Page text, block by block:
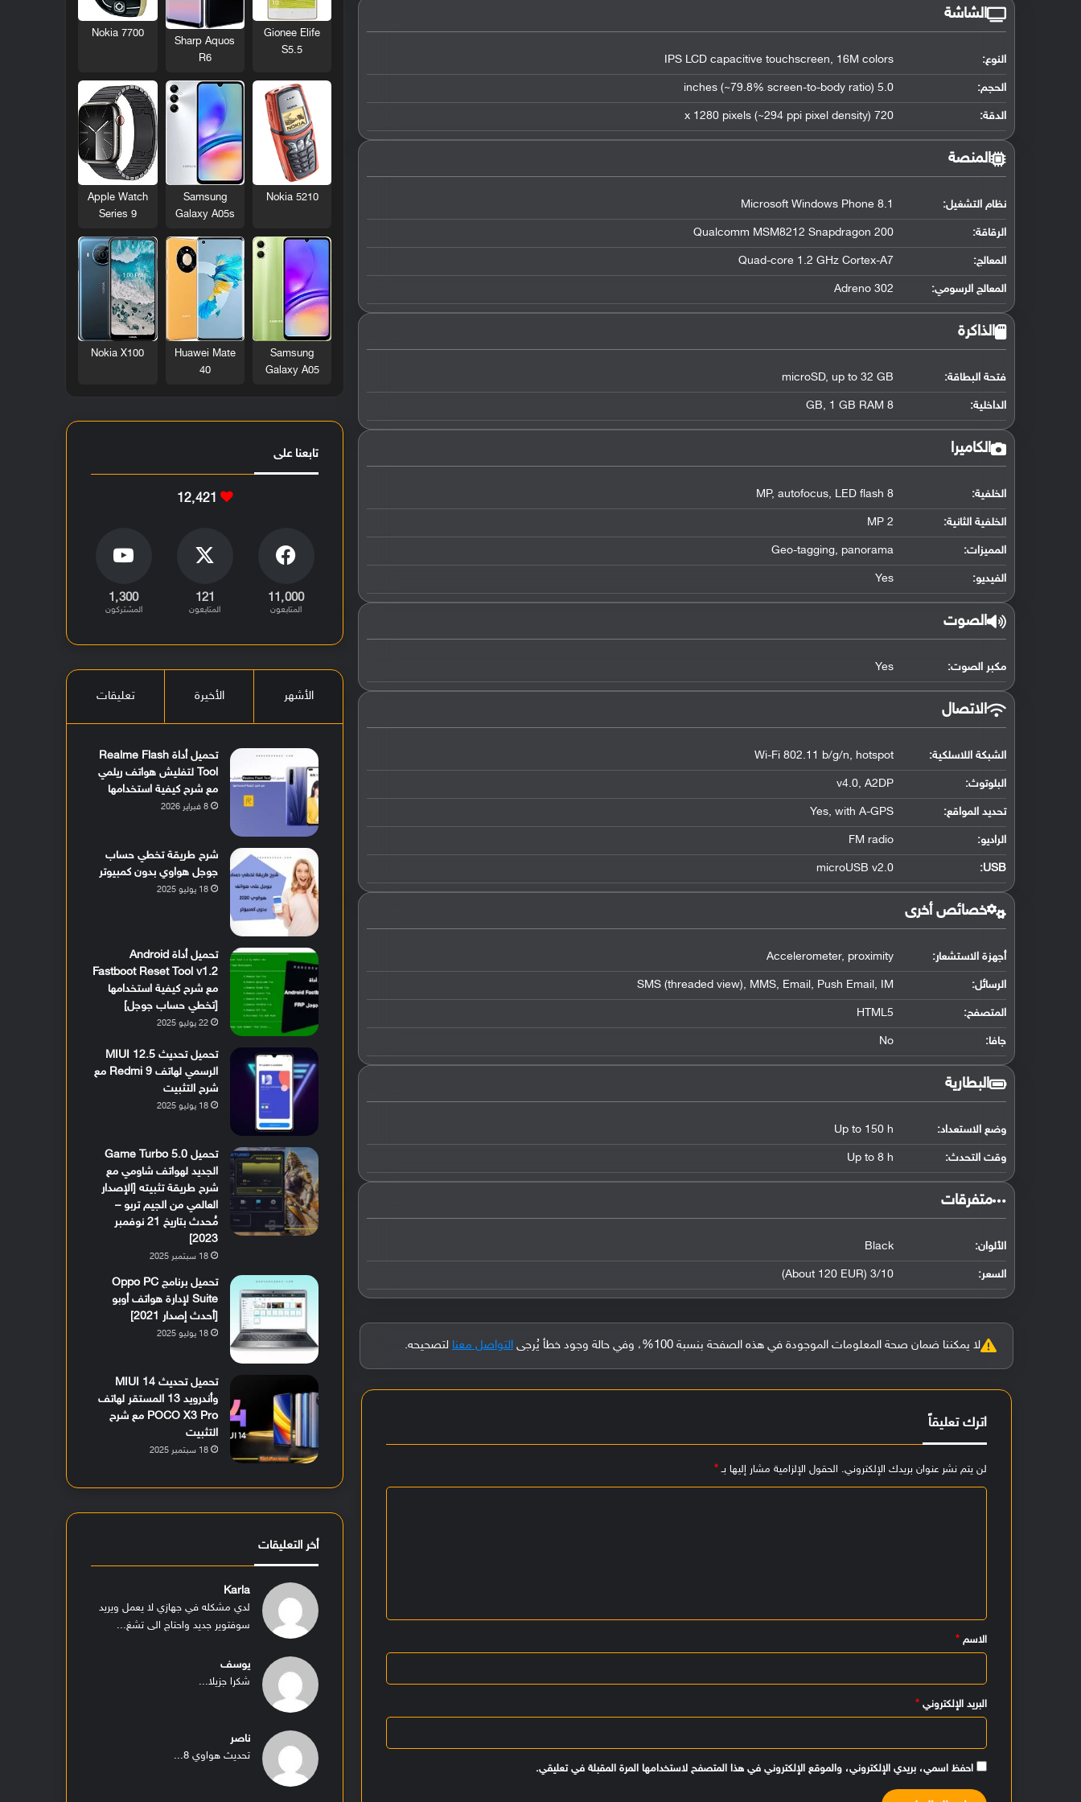
الشاشة
النوع: IPS LCD capacitive touchscreen, 16M colors
الحجم: 5.0 inches (~79.8% screen-to-body ratio)
الدقة: 720 x 1280 pixels (~294 ppi pixel density)
المنصة
نظام التشغيل:
Microsoft Windows Phone 8.1
الرقاقة:
Qualcomm MSM8212 Snapdragon 200
المعالج:
Quad-core 1.2 GHz Cortex-A7
المعالج الرسومي:
Adreno 302
الذاكرة
فتحة البطاقة: microSD, up to 32 GB
الداخلية: 8 GB, 1 GB RAM
الكاميرا
الخلفية: 8 MP, autofocus, LED flash
الخلفية الثانية: 2 MP
المميزات: Geo-tagging, panorama
الفيديو: Yes
الصوت
مكبر الصوت: Yes
الاتصال
الشبكة اللاسلكية: Wi-Fi 802.11 b/g/n, hotspot
البلوتوث:
v4.0, A2DP
تحديد المواقع:
Yes, with A-GPS
الراديو: FM radio
USB
:
microUSB v2.0
خصائص أخرى
أجهزة الاستشعار: Accelerometer, proximity
الرسائل: SMS (threaded view), MMS, Email, Push Email, IM
المتصفح: HTML5
جافا: No
البطارية
وضع الاستعداد: Up to 150 h
وقت التحدث: Up to 8 h
‏متفرقات‏
الألوان: Black
السعر: 3/10 (About 120 EUR)
لا يمكننا ضمان صحة المعلومات الموجودة في هذه الصفحة بنسبة 100%، وفي حالة وجود خطأ يُرجى التواصل معنا لتصحيحه.
اترك تعليقاً
لن يتم نشر عنوان بريدك الإلكتروني. الحقول الإلزامية مشار إليها بـ*
الاسم*
البريد الإلكتروني*
احفظ اسمي، بريدي الإلكتروني، والموقع الإلكتروني في هذا المتصفح لاستخدامها المرة المقبلة في تعليقي.
Gionee Elife
S5.5
Sharp Aquos
R6
Nokia 7700
Nokia 5210
Samsung
Galaxy A05s
Apple Watch
Series 9
Samsung
Galaxy A05
Huawei Mate
40
Nokia X100
تابعنا على
12٬421
11٬000
المتابعون
121
المتابعون
1٬300
المشتركون
الأشهر الأخيرة تعليقات
تحميل أداة Realme Flash
Tool لتفليش هواتف ريلمي
مع شرح كيفية استخدامها
8 فبراير 2026
شرح طريقة تخطي حساب
جوجل هواوي بدون كمبيوتر
18 يوليو 2025
تحميل أداة Android
Fastboot Reset Tool v1.2
مع شرح كيفية استخدامها
[تخطي حساب جوجل]
22 يوليو 2025
تحميل تحديث MIUI 12.5
الرسمي لهاتف Redmi 9 مع
شرح التثبيت
18 يوليو 2025
تحميل Game Turbo 5.0
الجديد لهواتف شاومي مع
شرح طريقة تثبيته [الإصدار
العالمي من الجيم تربو –
مُحدث بتاريخ 21 نوفمبر
2023]
18 سبتمبر 2025
تحميل برنامج Oppo PC
Suite لإدارة هواتف أوبو
[أحدث إصدار 2021]
18 يوليو 2025
تحميل تحديث MIUI 14
وأندرويد 13 المستقر لهاتف
POCO X3 Pro مع شرح
التثبيت
18 سبتمبر 2025
أخر التعليقات
Karla
لدي مشكله في جهازي لا يعمل ويريد
سوفتوير جديد واحتاج الى تشغ...
يوسف
شكرا جزيلا...
ناصر
تحديث هواوي 8...